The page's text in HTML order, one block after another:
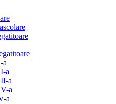
a
a
a
a
a